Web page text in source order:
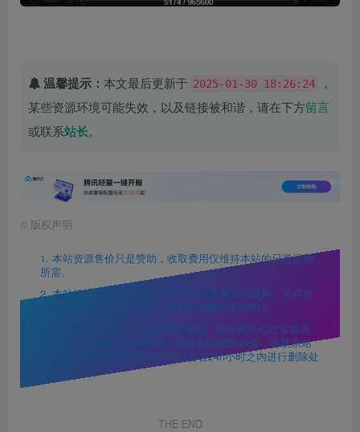
温馨提示： 本文最后更新于 2025-01-30 18:26:24
，
某些资源环境可能失效，以及链接被和谐，请在下方留言
或联系站长。
© 版权声明
1. 本站资源售价只是赞助，收取费用仅维持本站的日常运营
所需。
2. 本站提供的所有资源仅供本地单机参考学习使用，不存在
任何商业目的与商业用途，请大家不要用于商用！
3.如果本站有侵犯、不妥之处的资源，请在网站右边客服联
系我们。将会第一时间解决！若侵犯到您的权益，请联系站
长邮箱:12225150@qq.com 我们会在24h小时之内进行删除处
THE END